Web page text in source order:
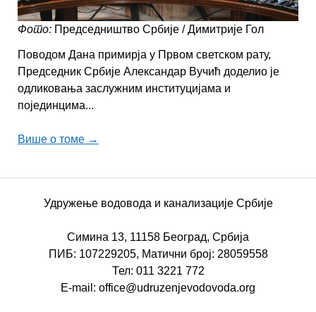
Фото:Председништво Србије / Димитрије Гол
Поводом Дана примирја у Првом светском рату,
Председник Србије Александар Вучић доделио је
одликовања заслужним институцијама и
појединцима...
Више о томе →
Удружење водовода и канализације Србије
Симина 13, 11158 Београд, Србија
ПИБ: 107229205, Матични број: 28059558
Тел: 011 3221 772
E-mail: office@udruzenjevodovoda.org